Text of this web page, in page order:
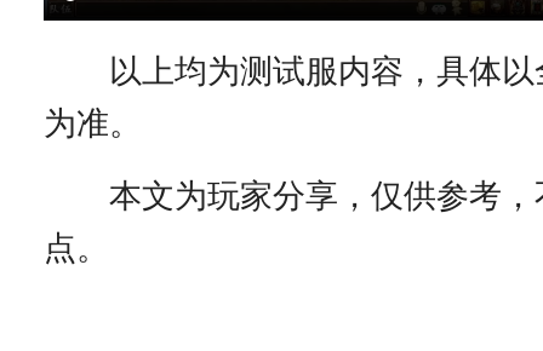
以上均为测试服内容，具体以
为准。
本文为玩家分享，仅供参考，
点。